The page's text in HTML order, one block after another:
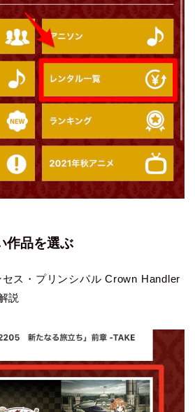
作品を選ぶ
ス・プリンシパル Crown Handler
説